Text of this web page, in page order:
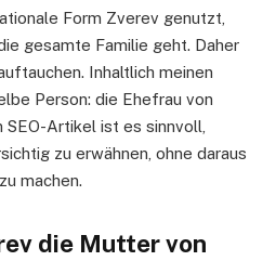
Form Zverev genutzt,
gesamte Familie geht. Daher
Inhaltlich meinen
Person: die Ehefrau von
SEO-Artikel ist es sinnvoll,
zu erwähnen, ohne daraus
machen.
die Mutter von